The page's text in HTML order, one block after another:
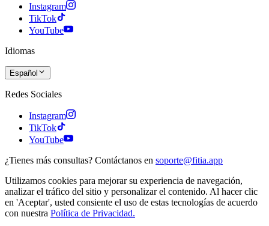
Instagram
TikTok
YouTube
Idiomas
Español
Redes Sociales
Instagram
TikTok
YouTube
¿Tienes más consultas? Contáctanos en soporte@fitia.app
Utilizamos cookies para mejorar su experiencia de navegación,
analizar el tráfico del sitio y personalizar el contenido. Al hacer clic
en 'Aceptar', usted consiente el uso de estas tecnologías de acuerdo
con nuestra Política de Privacidad.